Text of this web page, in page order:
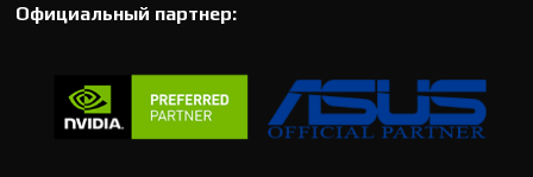
Официальный партнер: